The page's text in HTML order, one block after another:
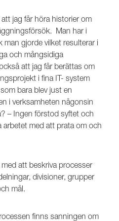
jag får höra historier om
Man har i
man gjorde vilket resulterar i
och mångsidiga
att jag får berättas om
i fina IT- system
bara blev just en
i verksamheten någonsin
– Ingen förstod syftet och
arbetet med att prata om och
att beskriva processer
divisioner, grupper
mål.
finns sanningen om